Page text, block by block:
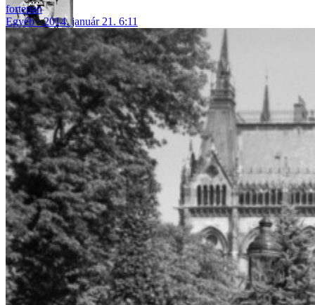
fortepan
Egyéb
2014. január 21. 6:11